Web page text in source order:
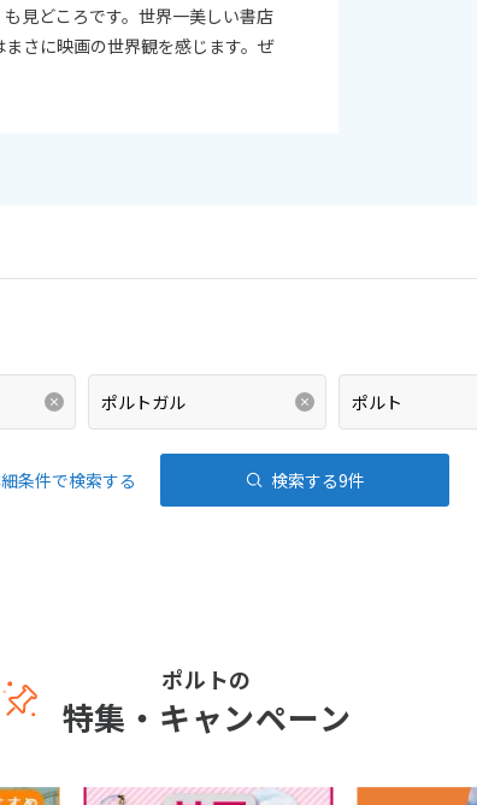
見どころです。世界一美しい書店
さに映画の世界観を感じます。ぜ
条件で検索する 検索する9件
ポルトの
特集・キャンペーン